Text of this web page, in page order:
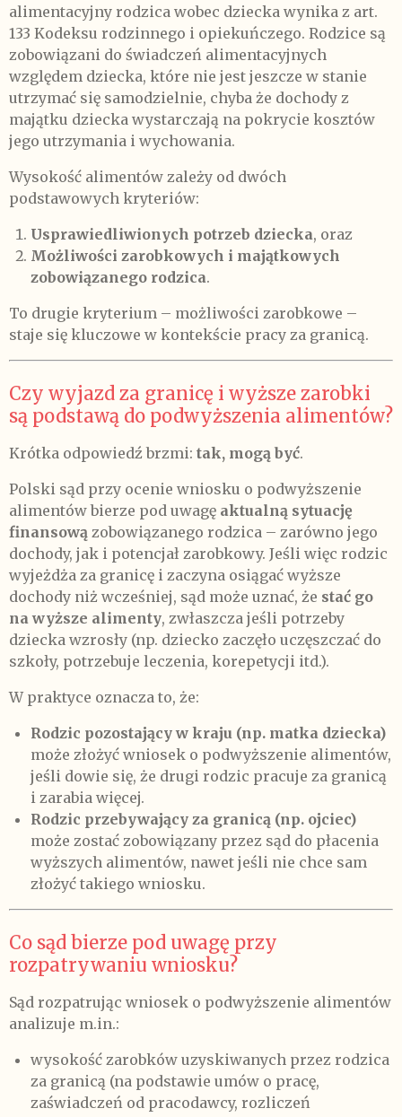
alimentacyjny rodzica wobec dziecka wynika z art.
133 Kodeksu rodzinnego i opiekuńczego. Rodzice są
zobowiązani do świadczeń alimentacyjnych
względem dziecka, które nie jest jeszcze w stanie
utrzymać się samodzielnie, chyba że dochody z
majątku dziecka wystarczają na pokrycie kosztów
jego utrzymania i wychowania.
Wysokość alimentów zależy od dwóch
podstawowych kryteriów:
Usprawiedliwionych potrzeb dziecka, oraz
Możliwości zarobkowych i majątkowych
zobowiązanego rodzica.
To drugie kryterium – możliwości zarobkowe –
staje się kluczowe w kontekście pracy za granicą.
Czy wyjazd za granicę i wyższe zarobki
są podstawą do podwyższenia alimentów?
Krótka odpowiedź brzmi: tak, mogą być.
Polski sąd przy ocenie wniosku o podwyższenie
alimentów bierze pod uwagę aktualną sytuację
finansową zobowiązanego rodzica – zarówno jego
dochody, jak i potencjał zarobkowy. Jeśli więc rodzic
wyjeżdża za granicę i zaczyna osiągać wyższe
dochody niż wcześniej, sąd może uznać, że stać go
na wyższe alimenty, zwłaszcza jeśli potrzeby
dziecka wzrosły (np. dziecko zaczęło uczęszczać do
szkoły, potrzebuje leczenia, korepetycji itd.).
W praktyce oznacza to, że:
Rodzic pozostający w kraju (np. matka dziecka)
może złożyć wniosek o podwyższenie alimentów,
jeśli dowie się, że drugi rodzic pracuje za granicą
i zarabia więcej.
Rodzic przebywający za granicą (np. ojciec)
może zostać zobowiązany przez sąd do płacenia
wyższych alimentów, nawet jeśli nie chce sam
złożyć takiego wniosku.
Co sąd bierze pod uwagę przy
rozpatrywaniu wniosku?
Sąd rozpatrując wniosek o podwyższenie alimentów
analizuje m.in.:
wysokość zarobków uzyskiwanych przez rodzica
za granicą (na podstawie umów o pracę,
zaświadczeń od pracodawcy, rozliczeń